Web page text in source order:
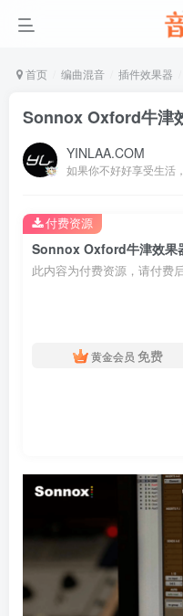
首页 编曲混音 插件效果器
Sonnox Oxford牛津
YINLAA.COM
Sonnox Oxford牛津效果
此内容为付费资源，请付费
黄金会员 免费
付费资源